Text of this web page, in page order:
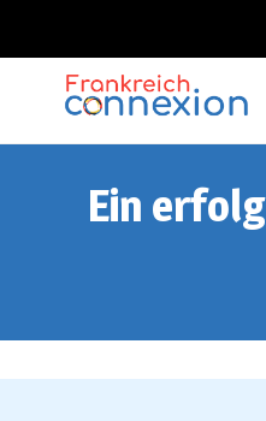
Frankreich Connexion
Ein